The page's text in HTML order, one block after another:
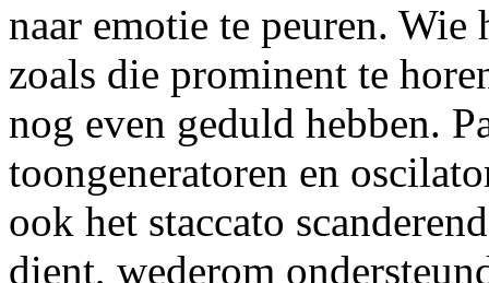
naar emotie te peuren.
zoals die prominent te
nog even geduld hebben.
toongeneratoren en
ook het staccato
dient, wederom